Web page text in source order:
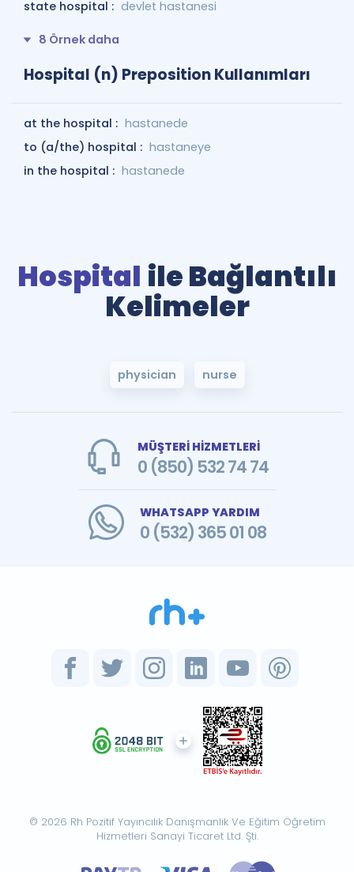
state hospital : devlet hastanesi
8 Örnek daha
Hospital (n) Preposition Kullanımları
at the hospital : hastanede
to (a/the) hospital : hastaneye
in the hospital : hastanede
Hospital ile Bağlantılı
Kelimeler
physician nurse
MÜŞTERİ HİZMETLERİ
0 (850) 532 74 74
WHATSAPP YARDIM
0 (532) 365 01 08
© 2026 Rh Pozitif Yayıncılık Danışmanlık Ve Eğitim Öğretim
Hizmetleri Sanayi Ticaret Ltd. Şti.